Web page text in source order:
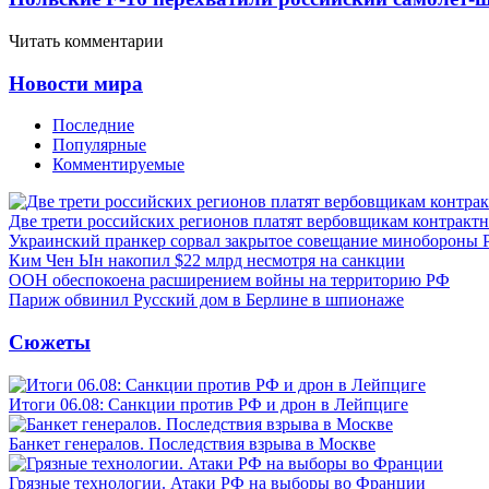
Читать комментарии
Новости мира
Последние
Популярные
Комментируемые
Две трети российских регионов платят вербовщикам
Украинский пранкер сорвал закрытое совещание минобороны
Ким Чен Ын накопил $22 млрд несмотря на санкции
ООН обеспокоена расширением войны на территорию РФ
Париж обвинил Русский дом в Берлине в шпионаже
Сюжеты
Итоги 06.08: Санкции против РФ и дрон в Лейпциге
Банкет генералов. Последствия взрыва в Москве
Грязные технологии. Атаки РФ на выборы во Франции